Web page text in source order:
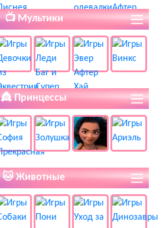
📺 Мультики
👸 Принцессы
🐱 Животные